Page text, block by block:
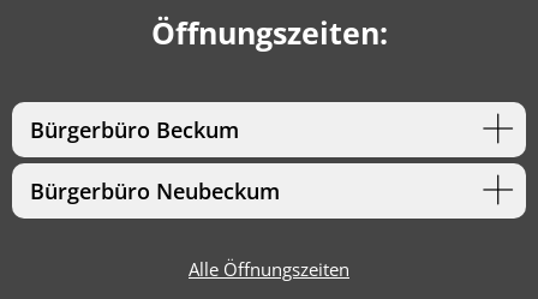
Öffnungszeiten:
Bürgerbüro Beckum
Bürgerbüro Neubeckum
Alle Öffnungszeiten